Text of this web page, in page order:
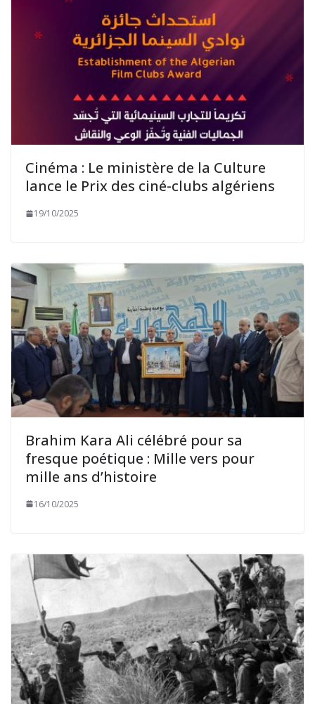
Cinéma : Le ministère de la Culture
lance le Prix des ciné-clubs algériens
19/10/2025
Brahim Kara Ali célébré pour sa
fresque poétique : Mille vers pour
mille ans d’histoire
16/10/2025